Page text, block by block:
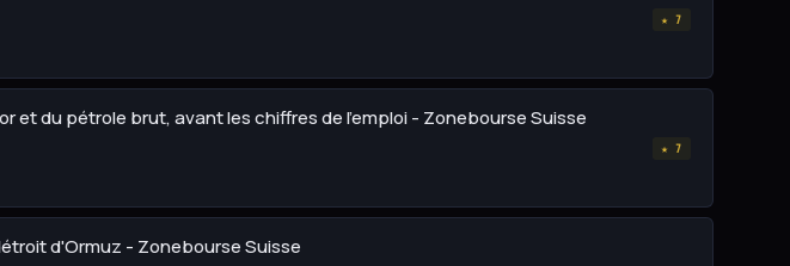
★ 7
et du pétrole brut, avant les chiffres de l'emploi - Zonebourse Suisse
★ 7
d'Ormuz - Zonebourse Suisse